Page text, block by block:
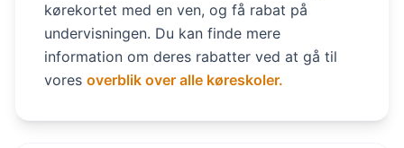
kørekortet med en ven, og få rabat på
undervisningen. Du kan finde mere
information om deres rabatter ved at gå til
vores overblik over alle køreskoler.